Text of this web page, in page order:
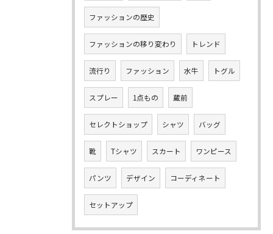
ファッションの歴史
ファッションの移り変わり トレンド
流行り ファッション 水牛 トグル
スプレー 1点もの 蔵前
セレクトショップ シャツ バッグ
靴 Tシャツ スカート ワンピース
パンツ デザイン コーディネート
セットアップ